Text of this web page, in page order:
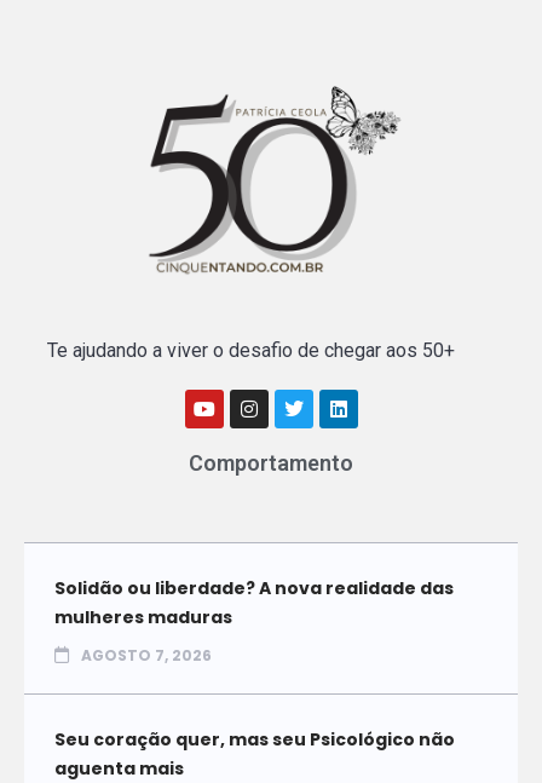
Te ajudando a viver o desafio de chegar aos 50+
Comportamento
Solidão ou liberdade? A nova realidade das
mulheres maduras
AGOSTO 7, 2026
Seu coração quer, mas seu Psicológico não
aguenta mais